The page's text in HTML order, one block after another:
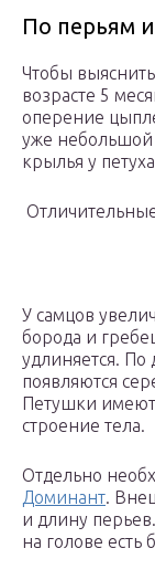
По перьям
Чтобы
возрасте 5
оперение
уже небольшой
крылья у
У самцов
борода и
удлиняется. По
появляются
Петушки
строение тела.
Отдельно
Доминант.
и длину
на голове есть